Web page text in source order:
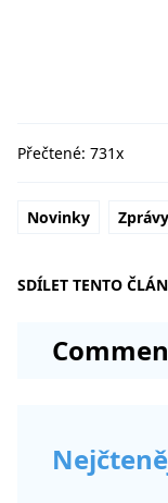
Přečtené: 731x
Novinky
SDÍLET TENTO